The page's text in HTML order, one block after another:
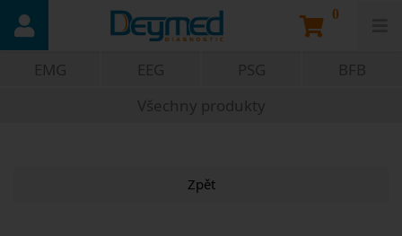
0
EMG EEG PSG
BFB
Všechny produkty
Zpět